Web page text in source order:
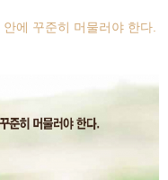
에 꾸준히 머물러야 한다.